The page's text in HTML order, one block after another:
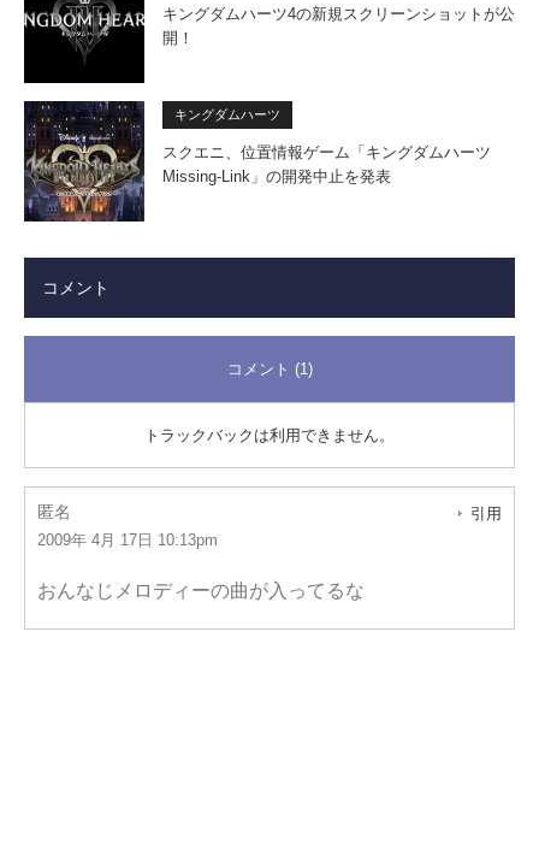
キングダムハーツ4の新規スクリーンショットが公
開！
キングダムハーツ
スクエニ、位置情報ゲーム「キングダムハーツ
Missing-Link」の開発中止を発表
コメント
コメント (1)
トラックバックは利用できません。
匿名
2009年 4月 17日 10:13pm
引用
おんなじメロディーの曲が入ってるな